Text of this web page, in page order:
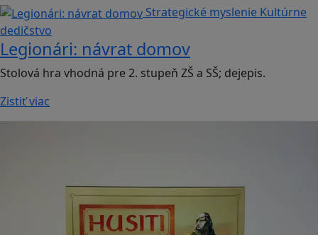
Strategické myslenie Kultúrne
dedičstvo
Legionári: návrat domov
Stolová hra vhodná pre 2. stupeň ZŠ a SŠ; dejepis.
Zistiť viac